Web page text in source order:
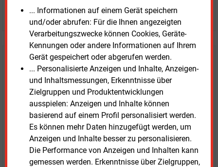
... Informationen auf einem Gerät speichern
und/oder abrufen: Für die Ihnen angezeigten
Verarbeitungszwecke können Cookies, Geräte-
Kennungen oder andere Informationen auf Ihrem
Gerät gespeichert oder abgerufen werden.
... Personalisierte Anzeigen und Inhalte, Anzeigen-
und Inhaltsmessungen, Erkenntnisse über
Zielgruppen und Produktentwicklungen
ausspielen: Anzeigen und Inhalte können
basierend auf einem Profil personalisiert werden.
Es können mehr Daten hinzugefügt werden, um
Anzeigen und Inhalte besser zu personalisieren.
Die Performance von Anzeigen und Inhalten kann
gemessen werden. Erkenntnisse über Zielgruppen,
JETZT ARTIKEL KAUFEN
Testen SieE&M
kostenlos und
unverbindlich
Zwei Wochen kostenfreier Zugang
Zugang auf stündlich aktualisierte Nachrichten mit
Prognose- und Marktdaten
+ einmal täglich E&M daily
+ zwei Ausgaben der Zeitung E&M
ohne automatische Verlängerung